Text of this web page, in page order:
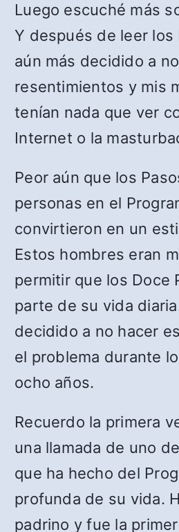
Luego escuché más
Y después de leer los
aún más decidido a
resentimientos y mis
tenían nada que ver
Internet o la
Peor aún que los
personas en el
convirtieron en un
Estos hombres eran
permitir que los Doce
parte de su vida
decidido a no hacer
el problema durante
ocho años.
Recuerdo la primera
una llamada de uno
que ha hecho del
profunda de su vida.
padrino y fue la